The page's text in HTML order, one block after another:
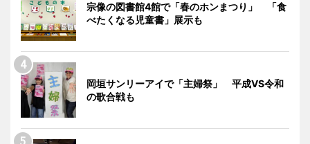
宗像の図書館4館で「春のホンまつり」 「食
べたくなる児童書」展示も
岡垣サンリーアイで「主婦祭」 平成VS令和
の歌合戦も